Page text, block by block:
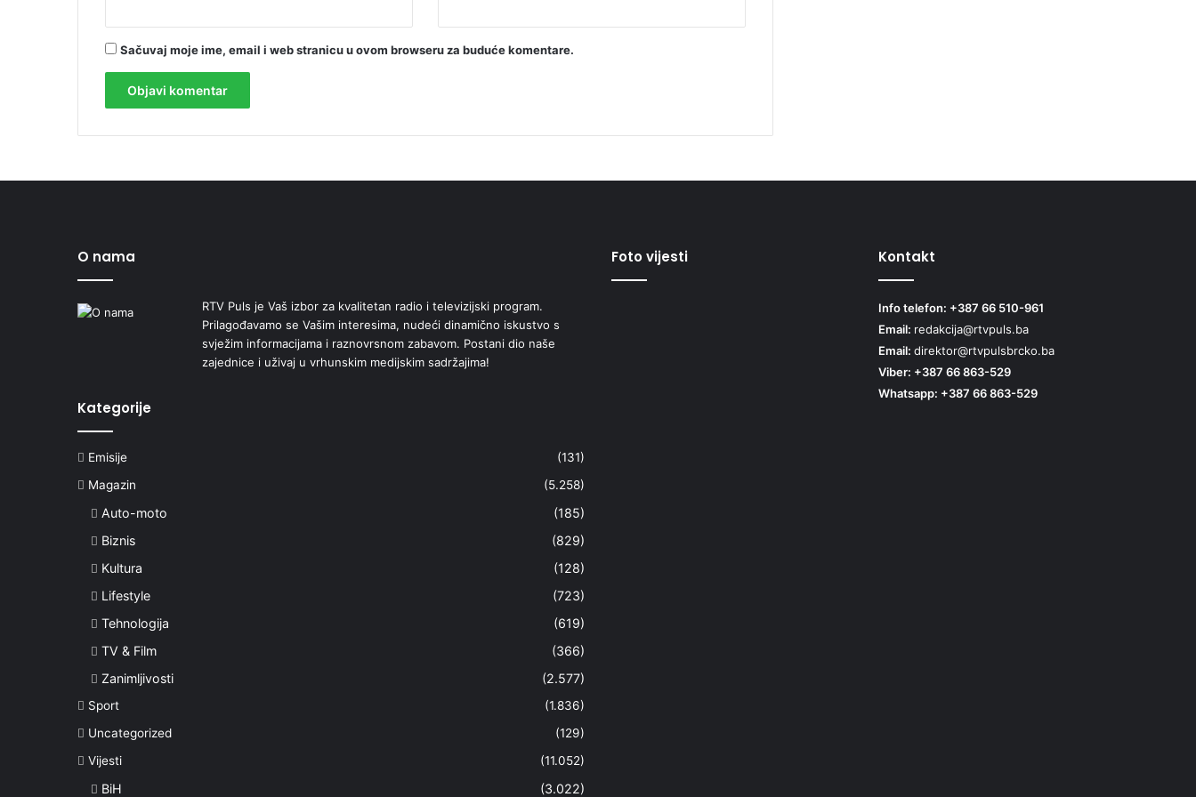
Sačuvaj moje ime, email i web stranicu u ovom browseru za buduće komentare.
O nama
RTV Puls je Vaš izbor za kvalitetan radio i televizijski program.
Prilagođavamo se Vašim interesima, nudeći dinamično iskustvo s
svježim informacijama i raznovrsnom zabavom. Postani dio naše
zajednice i uživaj u vrhunskim medijskim sadržajima!
Kategorije
Emisije
(131)
Magazin
(5.258)
Auto-moto
(185)
Biznis
(829)
Kultura
(128)
Lifestyle
(723)
Tehnologija
(619)
TV & Film
(366)
Zanimljivosti
(2.577)
Sport
(1.836)
Uncategorized
(129)
Vijesti
(11.052)
BiH (3.022)
Foto vijesti Kontakt
Info telefon: +387 66 510-961
Email: redakcija@rtvpuls.ba
Email: direktor@rtvpulsbrcko.ba
Viber: +387 66 863-529
Whatsapp: +387 66 863-529